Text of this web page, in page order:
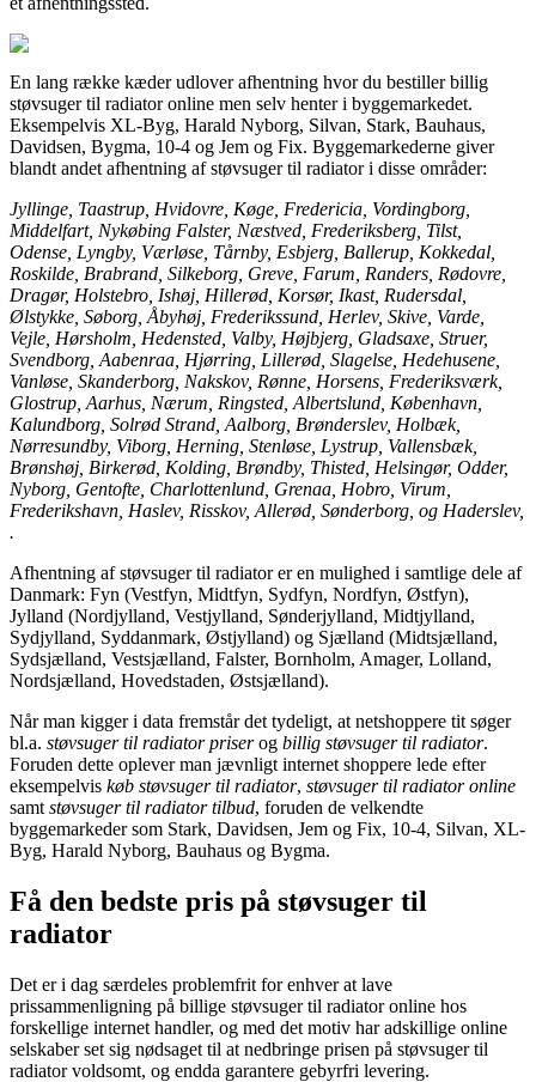
En lang række kæder udlover afhentning hvor du bestiller billig
støvsuger til radiator online men selv henter i byggemarkedet.
Eksempelvis XL-Byg, Harald Nyborg, Silvan, Stark, Bauhaus,
Davidsen, Bygma, 10-4 og Jem og Fix. Byggemarkederne giver
blandt andet afhentning af støvsuger til radiator i disse områder:
Jyllinge, Taastrup, Hvidovre, Køge, Fredericia, Vordingborg,
Middelfart, Nykøbing Falster, Næstved, Frederiksberg, Tilst,
Odense, Lyngby, Værløse, Tårnby, Esbjerg, Ballerup, Kokkedal,
Roskilde, Brabrand, Silkeborg, Greve, Farum, Randers, Rødovre,
Dragør, Holstebro, Ishøj, Hillerød, Korsør, Ikast, Rudersdal,
Ølstykke, Søborg, Åbyhøj, Frederikssund, Herlev, Skive, Varde,
Vejle, Hørsholm, Hedensted, Valby, Højbjerg, Gladsaxe, Struer,
Svendborg, Aabenraa, Hjørring, Lillerød, Slagelse, Hedehusene,
Vanløse, Skanderborg, Nakskov, Rønne, Horsens, Frederiksværk,
Glostrup, Aarhus, Nærum, Ringsted, Albertslund, København,
Kalundborg, Solrød Strand, Aalborg, Brønderslev, Holbæk,
Nørresundby, Viborg, Herning, Stenløse, Lystrup, Vallensbæk,
Brønshøj, Birkerød, Kolding, Brøndby, Thisted, Helsingør, Odder,
Nyborg, Gentofte, Charlottenlund, Grenaa, Hobro, Virum,
Frederikshavn, Haslev, Risskov, Allerød, Sønderborg, og Haderslev,
.
Afhentning af støvsuger til radiator er en mulighed i samtlige dele af
Danmark: Fyn (Vestfyn, Midtfyn, Sydfyn, Nordfyn, Østfyn),
Jylland (Nordjylland, Vestjylland, Sønderjylland, Midtjylland,
Sydjylland, Syddanmark, Østjylland) og Sjælland (Midtsjælland,
Sydsjælland, Vestsjælland, Falster, Bornholm, Amager, Lolland,
Nordsjælland, Hovedstaden, Østsjælland).
Når man kigger i data fremstår det tydeligt, at netshoppere tit søger
bl.a. støvsuger til radiator priserog billig støvsuger til radiator.
Foruden dette oplever man jævnligt internet shoppere lede efter
eksempelvis køb støvsuger til radiator, støvsuger til radiator online
samt støvsuger til radiator tilbud, foruden de velkendte
byggemarkeder som Stark, Davidsen, Jem og Fix, 10-4, Silvan, XL-
Byg, Harald Nyborg, Bauhaus og Bygma.
Få den bedste pris på støvsuger til
radiator
Det er i dag særdeles problemfrit for enhver at lave
prissammenligning på billige støvsuger til radiator online hos
forskellige internet handler, og med det motiv har adskillige online
selskaber set sig nødsaget til at nedbringe prisen på støvsuger til
radiator voldsomt, og endda garantere gebyrfri levering.